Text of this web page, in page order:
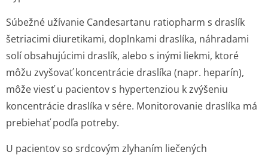
Súbežné užívanie Candesartanu ratiopharm s draslík
šetriacimi diuretikami, doplnkami draslíka, náhradami
solí obsahujúcimi draslík, alebo s inými liekmi, ktoré
môžu zvyšovať koncentrácie draslíka (napr. heparín),
môže viesť u pacientov s hypertenziou k zvýšeniu
koncentrácie draslíka v sére. Monitorovanie draslíka má
prebiehať podľa potreby.
U pacientov so srdcovým zlyhaním liečených